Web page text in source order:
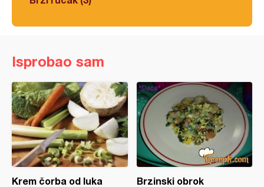
Isprobao sam
Krem čorba od luka Brzinski obrok